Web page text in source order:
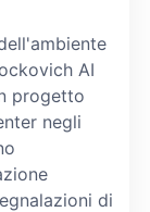
AI
progetto
negli
di